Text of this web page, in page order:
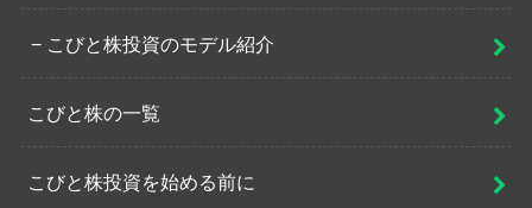
こびと株投資のモデル紹介
こびと株の一覧
こびと株投資を始める前に